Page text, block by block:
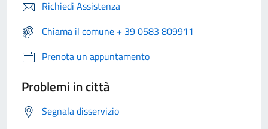
Richiedi Assistenza
Chiama il comune + 39 0583 809911
Prenota un appuntamento
Problemi in città
Segnala disservizio